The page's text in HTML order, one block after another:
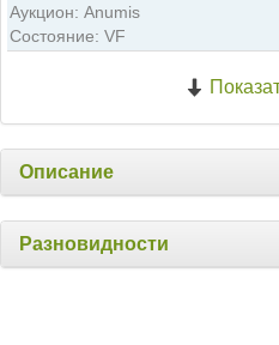
Аукцион: Anumis
Состояние: VF
Описание
Разновидности